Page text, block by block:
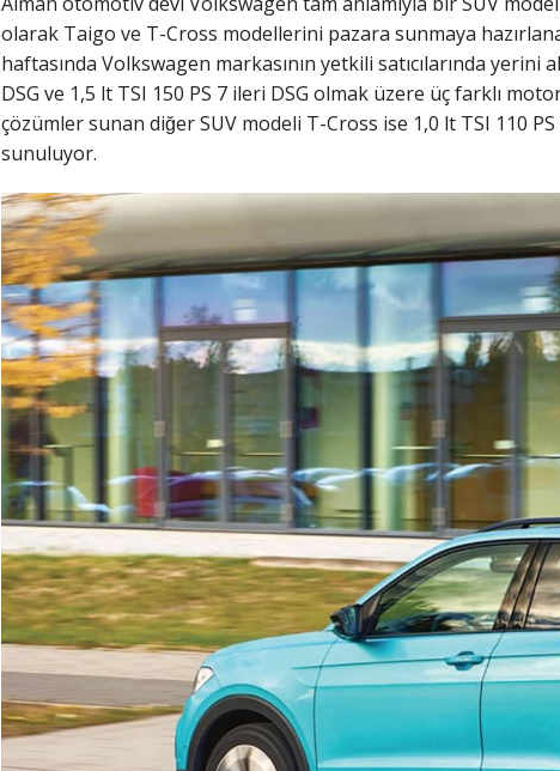
olarak Taigo ve T-Cross modellerini pazara sunmaya
haftasında Volkswagen markasının yetkili satıcılarında
DSG ve 1,5 lt TSI 150 PS 7 ileri DSG olmak üzere üç farklı
çözümler sunan diğer SUV modeli T-Cross ise 1,0 lt TSI 110
sunuluyor.